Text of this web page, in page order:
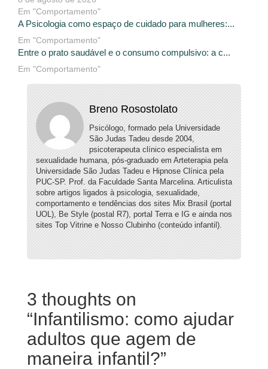
Em "Comportamento"
A Psicologia como espaço de cuidado para mulheres:...
Em "Comportamento"
Entre o prato saudável e o consumo compulsivo: a c...
Em "Comportamento"
Breno Rosostolato
Psicólogo, formado pela Universidade
São Judas Tadeu desde 2004,
psicoterapeuta clínico especialista em
sexualidade humana, pós-graduado em Arteterapia pela
Universidade São Judas Tadeu e Hipnose Clínica pela
PUC-SP. Prof. da Faculdade Santa Marcelina. Articulista
sobre artigos ligados à psicologia, sexualidade,
comportamento e tendências dos sites Mix Brasil (portal
UOL), Be Style (postal R7), portal Terra e IG e ainda nos
sites Top Vitrine e Nosso Clubinho (conteúdo infantil).
3 thoughts on
“Infantilismo: como ajudar
adultos que agem de
maneira infantil?”